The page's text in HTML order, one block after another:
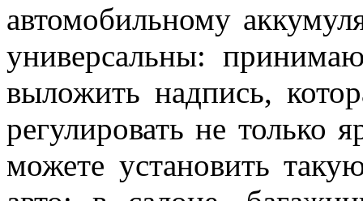
автомобильному
универсальны:
выложить надпись,
регулировать не только
можете установить